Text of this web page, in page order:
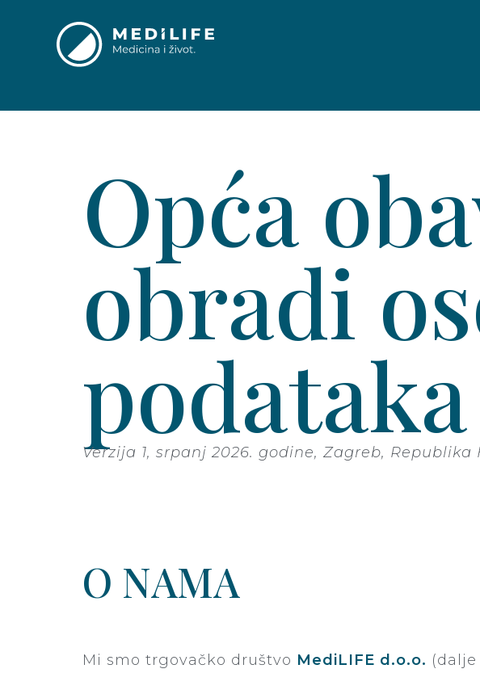
Opća
obradi
podataka
Verzija 1, srpanj 2026. godine, Zagreb, Republika
O NAMA
Mi smo trgovačko društvo MediLIFE d.o.o. (dalje